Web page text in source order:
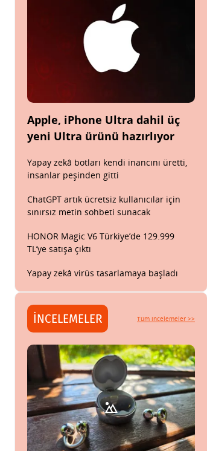
Apple, iPhone Ultra dahil üç
yeni Ultra ürünü hazırlıyor
Yapay zekâ botları kendi inancını üretti,
insanlar peşinden gitti
ChatGPT artık ücretsiz kullanıcılar için
sınırsız metin sohbeti sunacak
HONOR Magic V6 Türkiye’de 129.999
TL’ye satışa çıktı
Yapay zekâ virüs tasarlamaya başladı
İNCELEMELER Tüm incelemeler >>